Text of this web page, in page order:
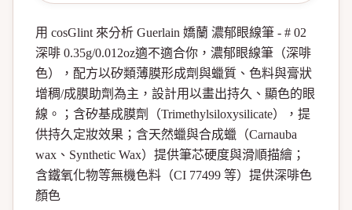
用 cosGlint 來分析 Guerlain 嬌蘭 濃郁眼線筆 - # 02
深啡 0.35g/0.012oz適不適合你，濃郁眼線筆（深啡
色），配方以矽類薄膜形成劑與蠟質、色料與膏狀
增稠/成膜助劑為主，設計用以畫出持久、顯色的眼
線。；含矽基成膜劑（Trimethylsiloxysilicate），提
供持久定妝效果；含天然蠟與合成蠟（Carnauba
wax、Synthetic Wax）提供筆芯硬度與滑順描繪；
含鐵氧化物等無機色料（CI 77499 等）提供深啡色
顏色